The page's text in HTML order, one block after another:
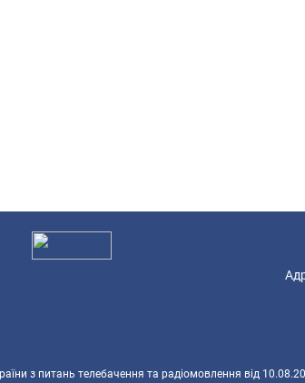
з питань телебачення та радіомовлення від